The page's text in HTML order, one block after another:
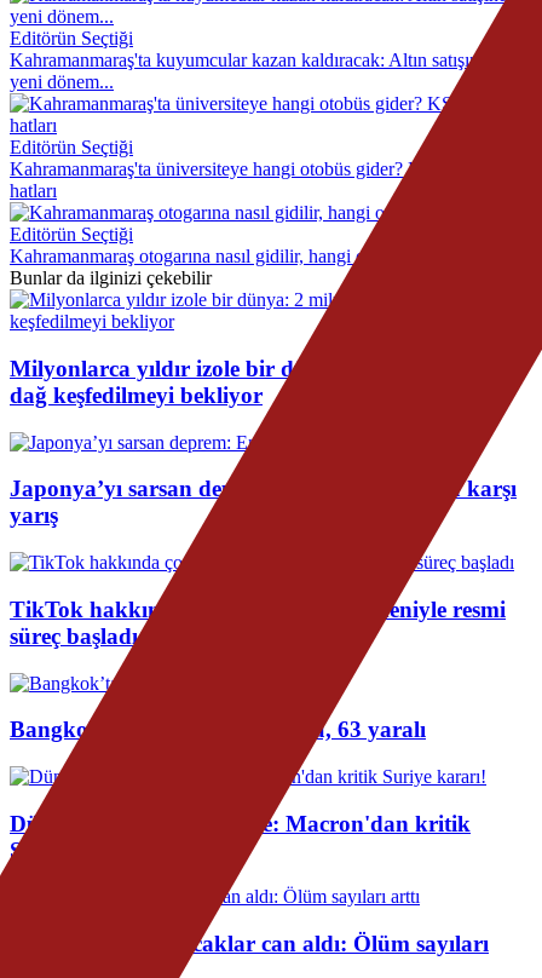
Editörün Seçtiği
Kahramanmaraş'ta kuyumcular kazan kaldıracak: Altın satışında
yeni dönem...
Editörün Seçtiği
Kahramanmaraş'ta üniversiteye hangi otobüs gider? KSÜ otobüs
hatları
Editörün Seçtiği
Kahramanmaraş otogarına nasıl gidilir, hangi otobüsler gidiyor?
Bunlar da ilginizi çekebilir
Milyonlarca yıldır izole bir dünya: 2 milyar yıllık
dağ keşfedilmeyi bekliyor
Japonya’yı sarsan deprem: Enkazda zamana karşı
yarış
TikTok hakkında çocuk güvenliği nedeniyle resmi
süreç başladı
Bangkok’ta bar yangını: 27 ölü, 63 yaralı
Dünyanın gözü bu zirvede: Macron'dan kritik
Suriye kararı!
Fransa'da rekor sıcaklar can aldı: Ölüm sayıları